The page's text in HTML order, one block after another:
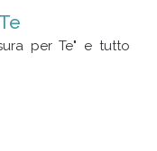
per Te" e tutto